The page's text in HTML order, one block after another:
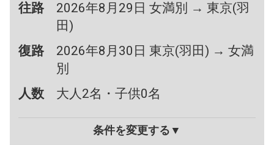
往路
2026年8月29日 女満別 → 東京(羽
田)
復路
2026年8月30日 東京(羽田) → 女満
別
人数
大人2名・子供0名
条件を変更する▼